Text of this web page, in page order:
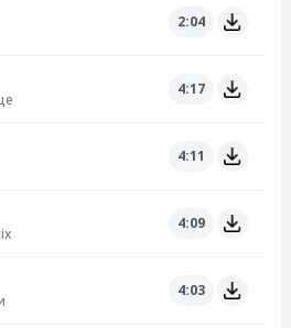
2:04
4:17
4:11
4:09
4:03